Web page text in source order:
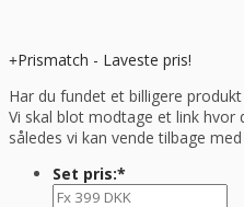
Prismatch - Laveste pris!
Har du fundet et billigere
Vi skal blot modtage et link hvor
således vi kan vende tilbage
Set pris:*